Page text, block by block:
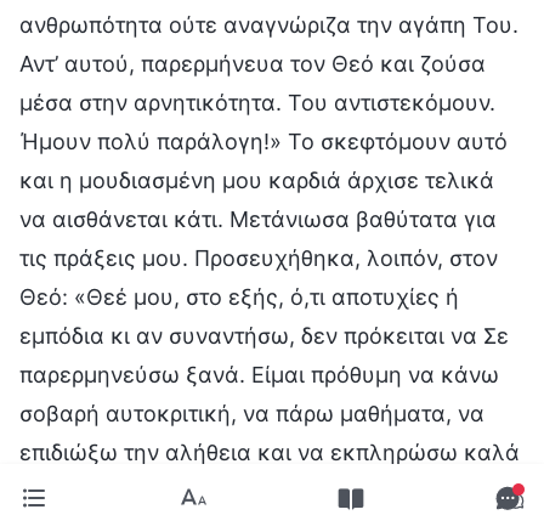
ανθρωπότητα ούτε αναγνώριζα την αγάπη Του.
Αντ’ αυτού, παρερμήνευα τον Θεό και ζούσα
μέσα στην αρνητικότητα. Του αντιστεκόμουν.
Ήμουν πολύ παράλογη!» Το σκεφτόμουν αυτό
και η μουδιασμένη μου καρδιά άρχισε τελικά
να αισθάνεται κάτι. Μετάνιωσα βαθύτατα για
τις πράξεις μου. Προσευχήθηκα, λοιπόν, στον
Θεό: «Θεέ μου, στο εξής, ό,τι αποτυχίες ή
εμπόδια κι αν συναντήσω, δεν πρόκειται να Σε
παρερμηνεύσω ξανά. Είμαι πρόθυμη να κάνω
σοβαρή αυτοκριτική, να πάρω μαθήματα, να
επιδιώξω την αλήθεια και να εκπληρώσω καλά
τα καθήκοντά μου στο υπόλοιπο της ζωής μου,